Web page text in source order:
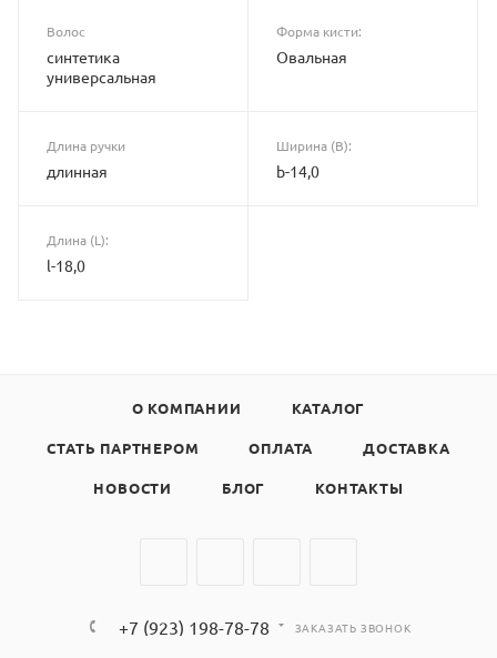
Волос
синтетика
универсальная
Форма кисти:
Овальная
Длина ручки
длинная
Ширина (B):
b-14,0
Длина (L):
l-18,0
О КОМПАНИИ КАТАЛОГ
СТАТЬ ПАРТНЕРОМ ОПЛАТА ДОСТАВКА
НОВОСТИ БЛОГ КОНТАКТЫ
+7 (923) 198-78-78 ЗАКАЗАТЬ ЗВОНОК